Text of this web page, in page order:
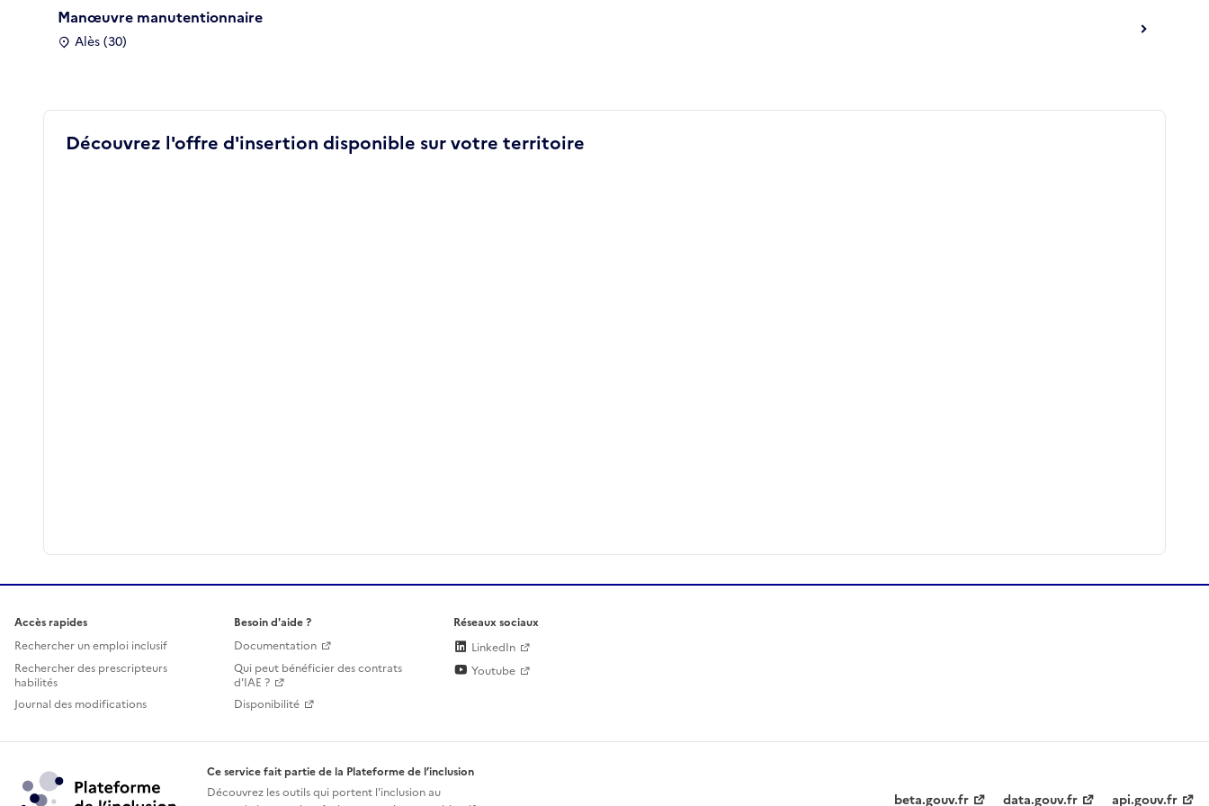
Manœuvre manutentionnaire
Alès (30)
Découvrez l'offre d'insertion disponible sur votre territoire
Accès rapides
Rechercher un emploi inclusif
Rechercher des prescripteurs
habilités
Journal des modifications
Besoin d'aide ?
Documentation
Qui peut bénéficier des contrats
d'IAE ?
Disponibilité
Réseaux sociaux
LinkedIn
Youtube
Ce service fait partie de la Plateforme de l’inclusion
Découvrez les outils qui portent l'inclusion au
beta.gouv.fr data.gouv.fr api.gouv.fr